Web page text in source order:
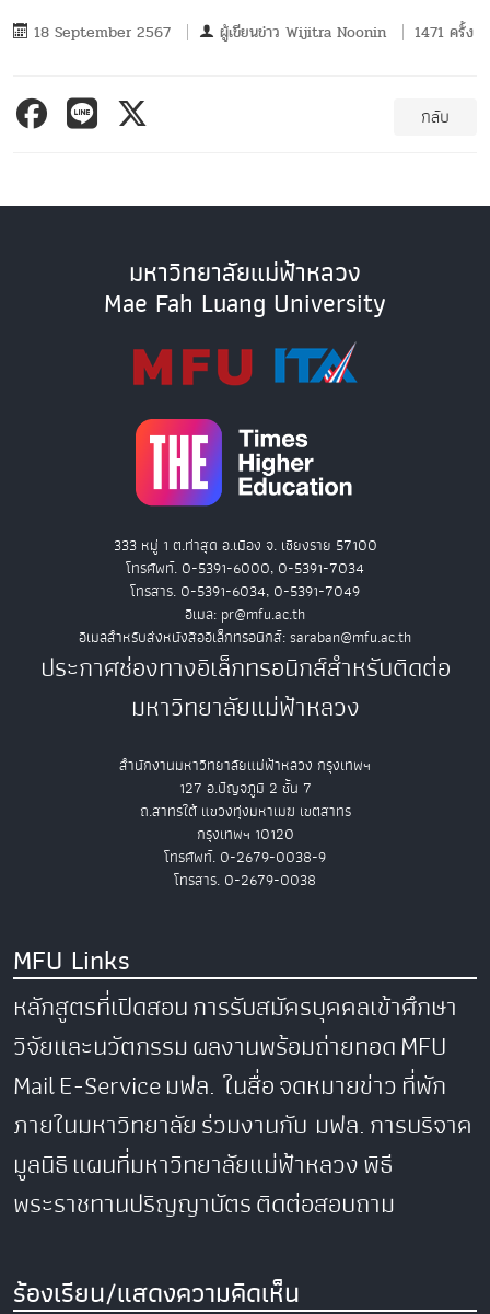
18 September 2567 ผู้เขียนข่าว Wijitra Noonin 1471 ครั้ง
กลับ
มหาวิทยาลัยแม่ฟ้าหลวง
Mae Fah Luang University
333 หมู่ 1 ต.ท่าสุด อ.เมือง จ. เชียงราย 57100
โทรศัพท์. 0-5391-6000, 0-5391-7034
โทรสาร. 0-5391-6034, 0-5391-7049
อีเมล: pr@mfu.ac.th
อีเมลสำหรับส่งหนังสืออิเล็กทรอนิกส์: saraban@mfu.ac.th
ประกาศช่องทางอิเล็กทรอนิกส์สำหรับติดต่อ
มหาวิทยาลัยแม่ฟ้าหลวง
สำนักงานมหาวิทยาลัยแม่ฟ้าหลวง กรุงเทพฯ
127 อ.ปัญจภูมิ 2 ชั้น 7
ถ.สาทรใต้ แขวงทุ่งมหาเมฆ เขตสาทร
กรุงเทพฯ 10120
โทรศัพท์. 0-2679-0038-9
โทรสาร. 0-2679-0038
MFU Links
หลักสูตรที่เปิดสอนการรับสมัครบุคคลเข้าศึกษา
วิจัยและนวัตกรรมผลงานพร้อมถ่ายทอดMFU
MailE-Serviceมฟล. ในสื่อจดหมายข่าวที่พัก
ภายในมหาวิทยาลัยร่วมงานกับ มฟล.การบริจาค
มูลนิธิแผนที่มหาวิทยาลัยแม่ฟ้าหลวงพิธี
พระราชทานปริญญาบัตรติดต่อสอบถาม
ร้องเรียน/แสดงความคิดเห็น